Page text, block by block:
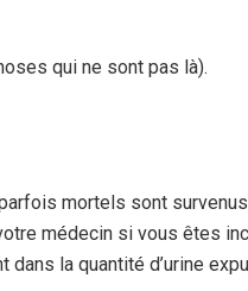
qui ne sont pas là).
mortels sont
médecin si vous êtes
dans la quantité d’urine